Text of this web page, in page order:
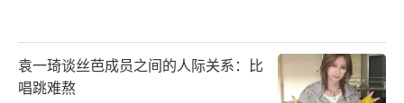
袁一琦谈丝芭成员之间的人际关系：比
唱跳难熬